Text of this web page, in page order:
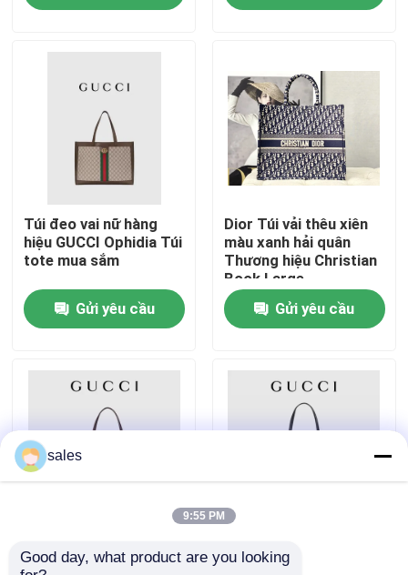
VỀ CHÚNG TÔI
Liên hệ chúng tôi
Tin tức
Blog
Túi đeo vai nữ hàng
hiệu GUCCI Ophidia Túi
tote mua sắm
Gửi yêu cầu
Dior Túi vải thêu xiên
màu xanh hải quân
Thương hiệu Christian
Book Large
Gửi yêu cầu
nâu hàng hiệu dành
Matelassé Chevron GG
sales
9:55 PM
Good day, what product are you looking